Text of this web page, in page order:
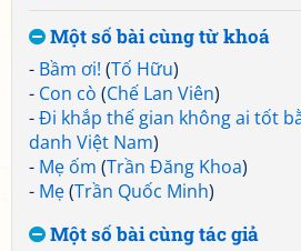
Một số bài cùng từ khoá
- Bầm ơi! (Tố Hữu)
- Con cò (Chế Lan Viên)
-Đi khắp thế gian không ai tốt
danh Việt Nam)
- Mẹ ốm (Trần Đăng Khoa)
- Mẹ(Trần Quốc Minh)
Một số bài cùng tác giả